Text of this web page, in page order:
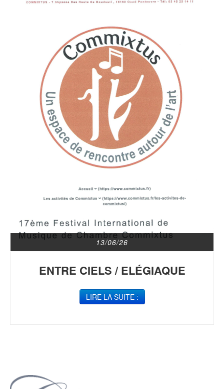
13/06/26
ENTRE CIELS / ELÉGIAQUE
LIRE LA SUITE :